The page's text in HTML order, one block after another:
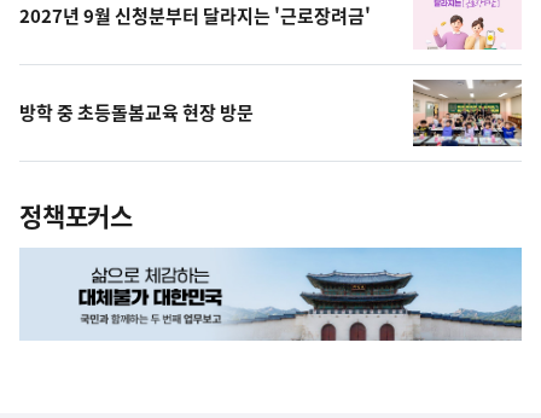
2027년 9월 신청분부터 달라지는 '근로장려금'
방학 중 초등돌봄교육 현장 방문
정책포커스